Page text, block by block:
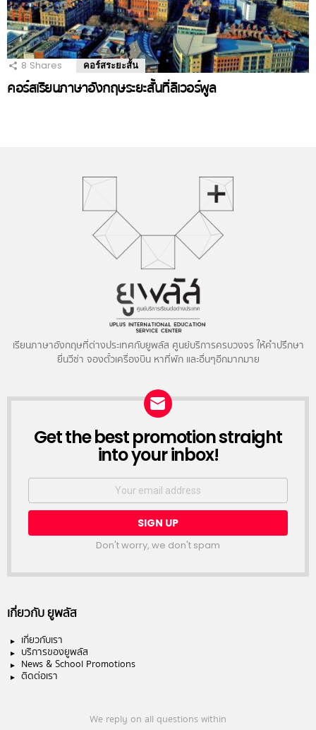
8 Shares คอร์สระยะสั้น
คอร์สเรียนภาษาอังกฤษระยะสั้นที่ลิเวอร์พูล
เรียนภาษาอังกฤษที่ต่างประเทศกับยูพลัส ศูนย์บริการครบวงจร ให้คำปรึกษา
ยื่นวีซ่า จองตั๋วเครื่องบิน หาที่พัก และอื่นๆอีกมากมาย
NEWSLETTER
Get the best promotion straight
into your inbox!
Email
Don't worry, we don't spam
เกี่ยวกับ ยูพลัส
เกี่ยวกับเรา
บริการของยูพลัส
News & School Promotions
ติดต่อเรา
We reply on all questions within